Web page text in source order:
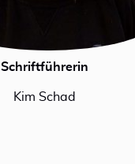
Schriftführerin
Kim Schad